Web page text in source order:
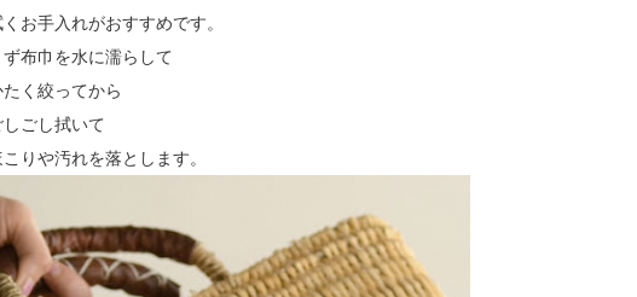
お手入れがおすすめです。
ず布巾を水に濡らして
たく絞ってから
しごし拭いて
りや汚れを落とします。